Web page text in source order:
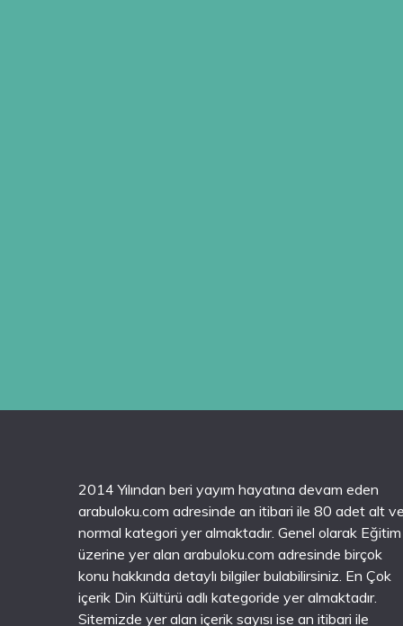
2014 Yılından beri yayım hayatına devam eden
arabuloku.com adresinde an itibari ile 80 adet alt
normal kategori yer almaktadır. Genel olarak Eğitim
üzerine yer alan arabuloku.com adresinde birçok
konu hakkında detaylı bilgiler bulabilirsiniz. En Çok
içerik Din Kültürü adlı kategoride yer almaktadır.
Sitemizde yer alan içerik sayısı ise an itibari ile